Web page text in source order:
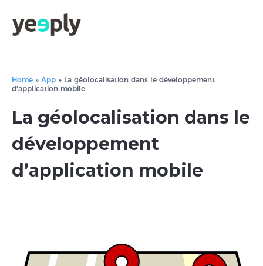
Home » App » La géolocalisation dans le développement
d'application mobile
La géolocalisation dans le
développement
d’application mobile